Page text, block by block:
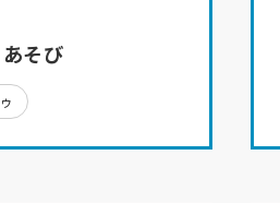
二保育園
そび